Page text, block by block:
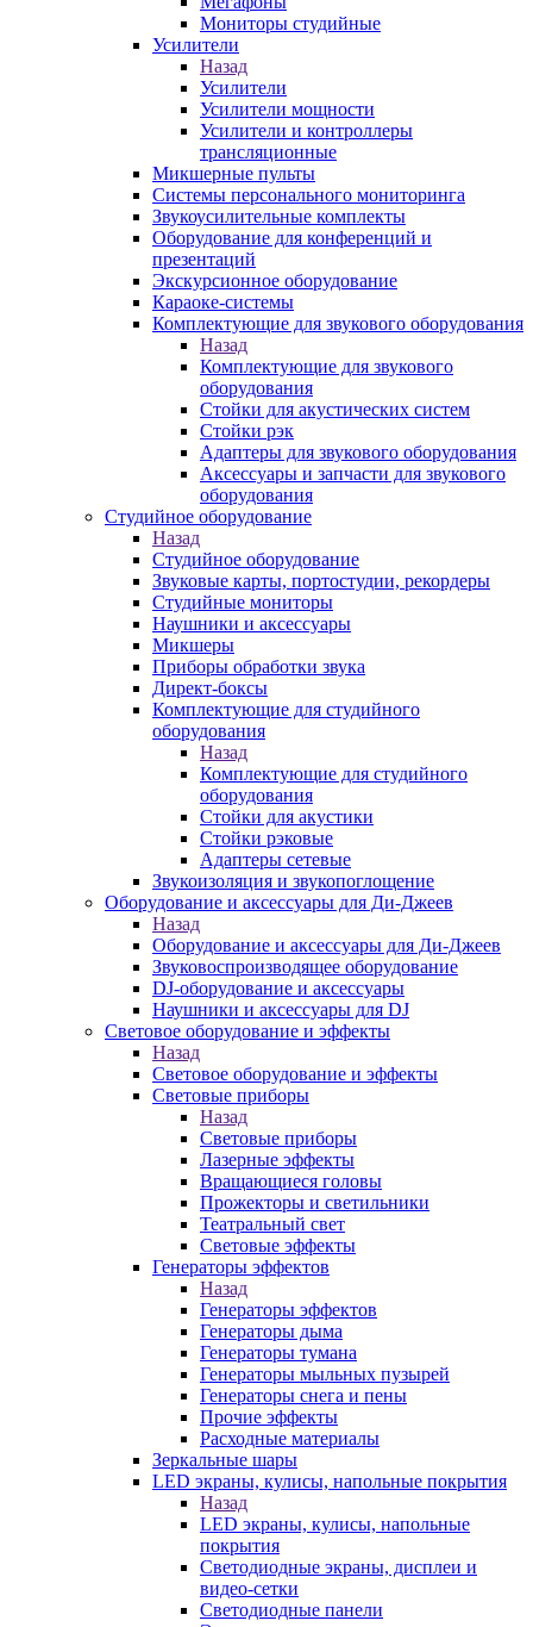
Мониторы студийные
Усилители
Назад
Усилители
Усилители мощности
Усилители и контроллеры
трансляционные
Микшерные пульты
Системы персонального мониторинга
Звукоусилительные комплекты
Оборудование для конференций и
презентаций
Экскурсионное оборудование
Караоке-системы
Комплектующие для звукового оборудования
Назад
Комплектующие для звукового
оборудования
Стойки для акустических систем
Стойки рэк
Адаптеры для звукового оборудования
Аксессуары и запчасти для звукового
оборудования
Студийное оборудование
Назад
Студийное оборудование
Звуковые карты, портостудии, рекордеры
Студийные мониторы
Наушники и аксессуары
Микшеры
Приборы обработки звука
Директ-боксы
Комплектующие для студийного
оборудования
Назад
Комплектующие для студийного
оборудования
Стойки для акустики
Стойки рэковые
Адаптеры сетевые
Звукоизоляция и звукопоглощение
Оборудование и аксессуары для Ди-Джеев
Назад
Оборудование и аксессуары для Ди-Джеев
Звуковоспроизводящее оборудование
DJ-оборудование и аксессуары
Наушники и аксессуары для DJ
Световое оборудование и эффекты
Назад
Световое оборудование и эффекты
Световые приборы
Назад
Световые приборы
Лазерные эффекты
Вращающиеся головы
Прожекторы и светильники
Театральный свет
Световые эффекты
Генераторы эффектов
Назад
Генераторы эффектов
Генераторы дыма
Генераторы тумана
Генераторы мыльных пузырей
Генераторы снега и пены
Прочие эффекты
Расходные материалы
Зеркальные шары
LED экраны, кулисы, напольные покрытия
Назад
LED экраны, кулисы, напольные
покрытия
Светодиодные экраны, дисплеи и
видео-сетки
Светодиодные панели